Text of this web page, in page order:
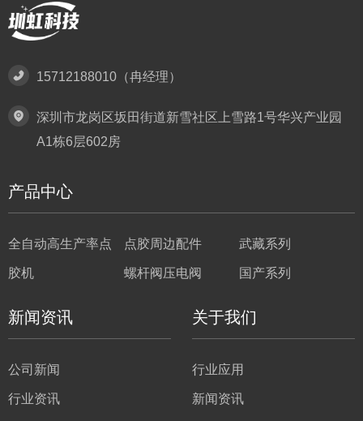
15712188010（冉经理）
深圳市龙岗区坂田街道新雪社区上雪路1号华兴产业园
A1栋6层602房
产品中心
全自动高生产率点
胶机
点胶周边配件 武藏系列
螺杆阀压电阀 国产系列
新闻资讯
公司新闻
行业资讯
关于我们
行业应用
新闻资讯